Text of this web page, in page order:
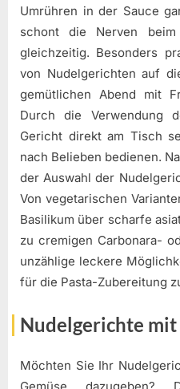
Umrühren in der Sauce
schont die Nerven beim
gleichzeitig. Besonders
von Nudelgerichten auf
gemütlichen Abend mit
Durch die Verwendung
Gericht direkt am Tisch
nach Belieben bedienen.
der Auswahl der
Von vegetarischen
Basilikum über scharfe
zu cremigen Carbonara-
unzählige leckere
für die Pasta-Zubereitung
Nudelgerichte mit
Möchten Sie Ihr